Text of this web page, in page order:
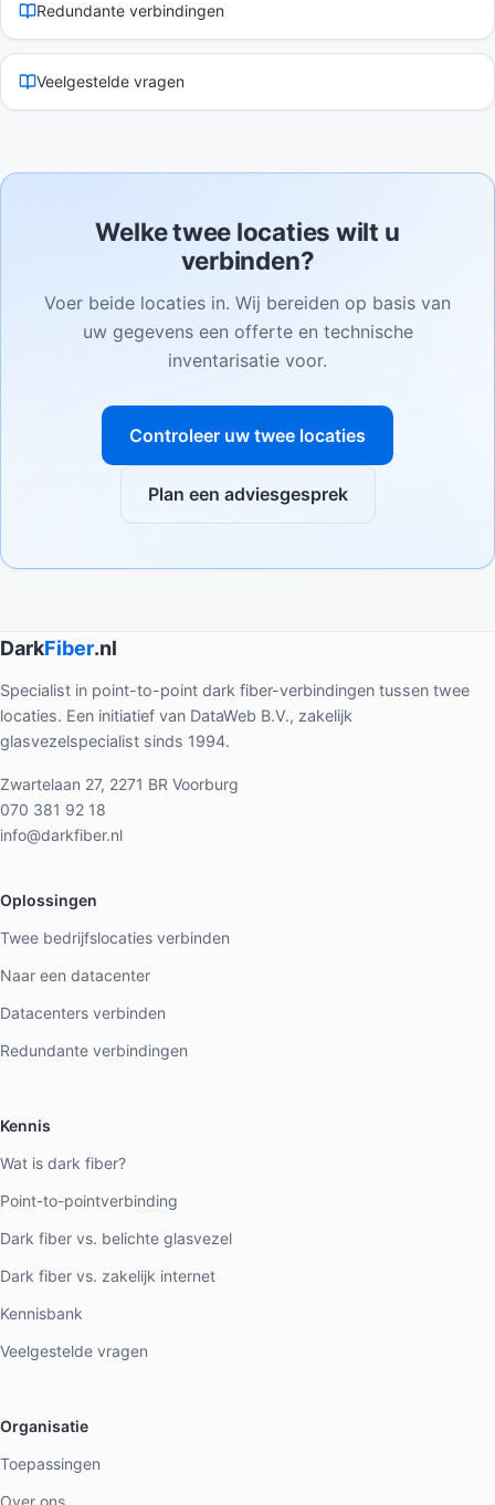
Redundante verbindingen
Veelgestelde vragen
Welke twee locaties wilt u
verbinden?
Voer beide locaties in. Wij bereiden op basis van
uw gegevens een offerte en technische
inventarisatie voor.
Controleer uw twee locaties
Plan een adviesgesprek
DarkFiber.nl
Specialist in point-to-point dark fiber-verbindingen tussen twee
locaties. Een initiatief van DataWeb B.V., zakelijk
glasvezelspecialist sinds 1994.
Zwartelaan 27, 2271 BR Voorburg
070 381 92 18
info@darkfiber.nl
Oplossingen
Twee bedrijfslocaties verbinden
Naar een datacenter
Datacenters verbinden
Redundante verbindingen
Kennis
Wat is dark fiber?
Point-to-pointverbinding
Dark fiber vs. belichte glasvezel
Dark fiber vs. zakelijk internet
Kennisbank
Veelgestelde vragen
Organisatie
Toepassingen